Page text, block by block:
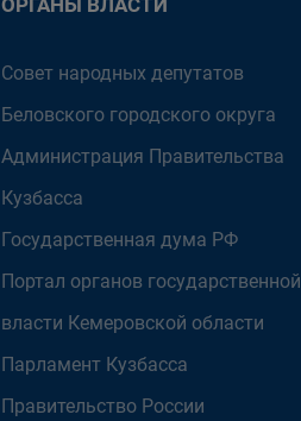
ОРГАНЫ ВЛАСТИ
Совет народных депутатов
Беловского городского округа
Администрация Правительства
Кузбасса
Государственная дума РФ
Портал органов государственной
власти Кемеровской области
Парламент Кузбасса
Правительство России